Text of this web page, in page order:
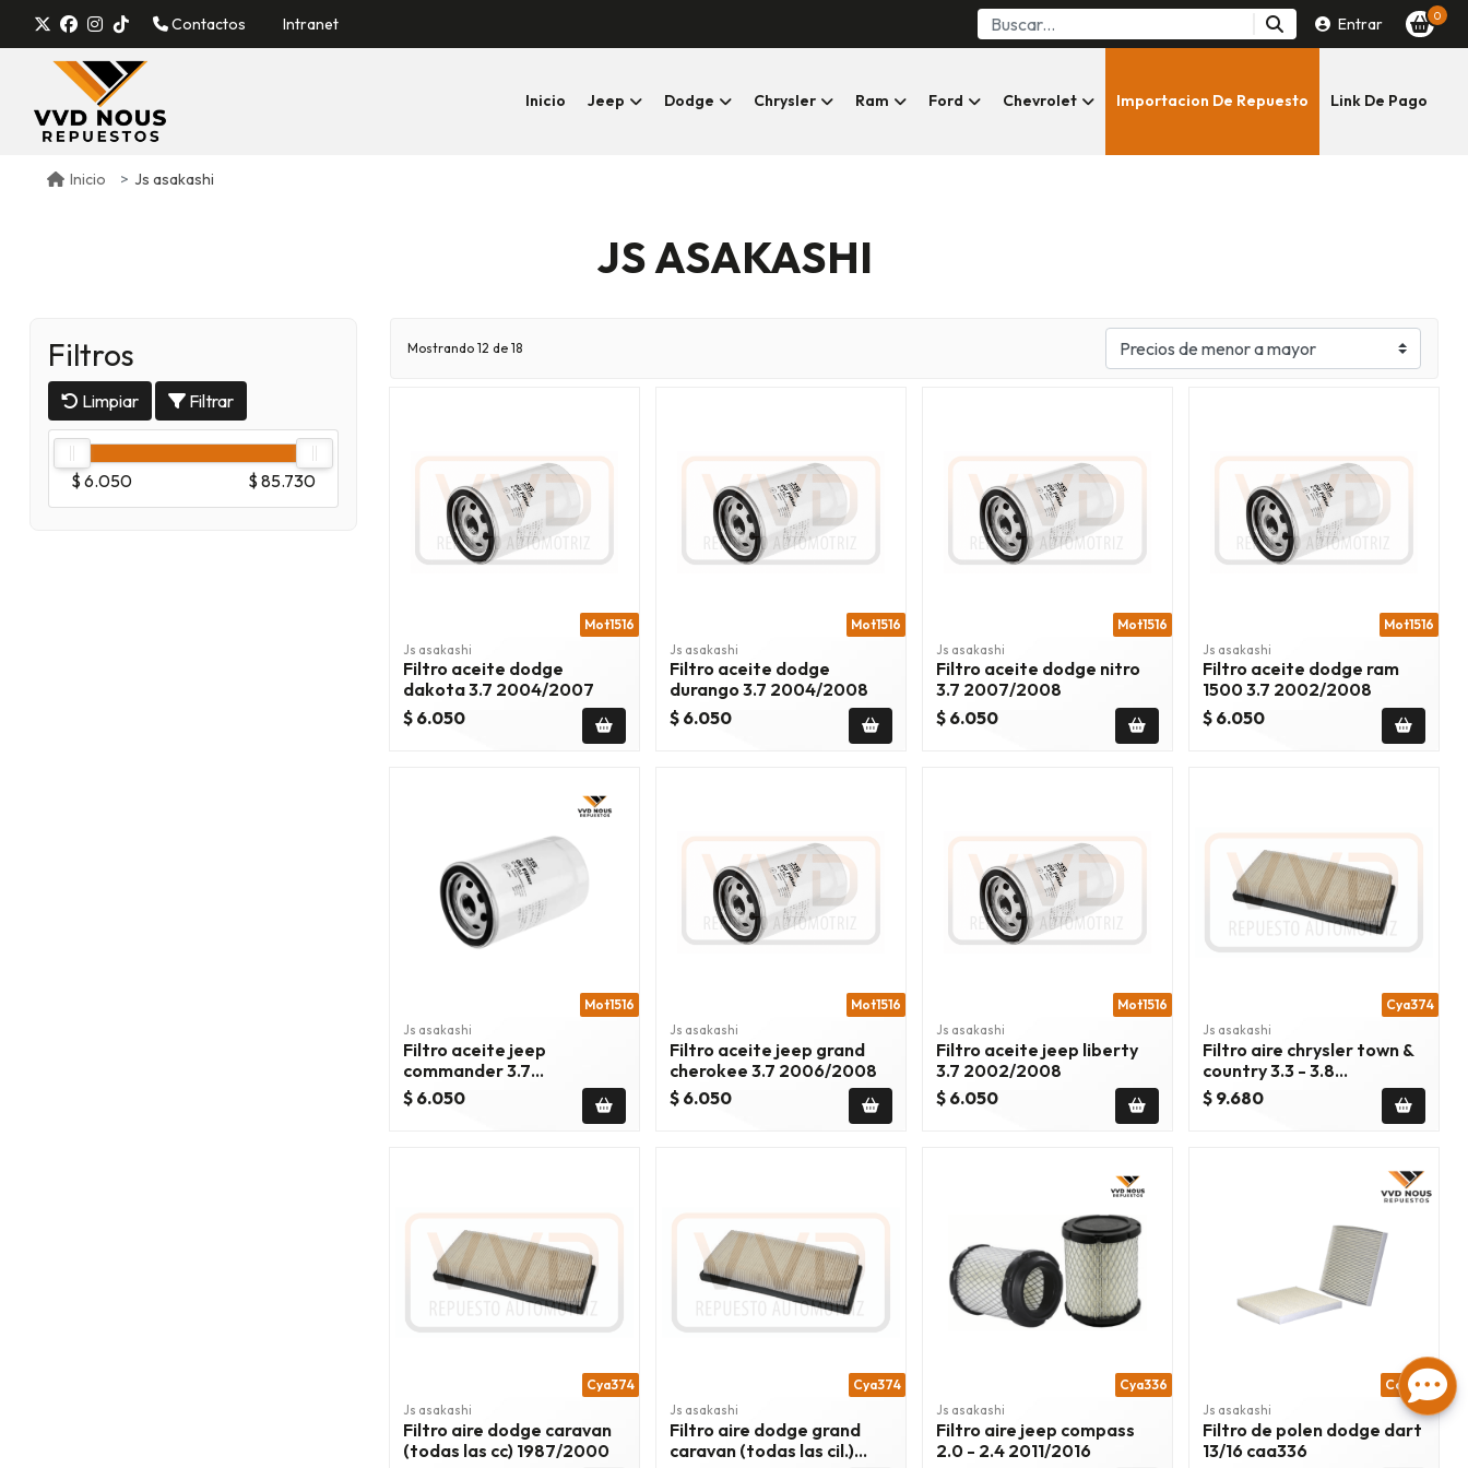
Contactos Intranet Entrar 0
Inicio Jeep Dodge Chrysler Ram Ford Chevrolet Importacion De Repuesto Link De Pago
Inicio Js asakashi
JS ASAKASHI
Filtros
Limpiar Filtrar
$ 6.050 $ 85.730
Mostrando 12 de 18
Mot1516
Js asakashi
Filtro aceite dodge
dakota 3.7 2004/2007
$ 6.050
Mot1516
Js asakashi
Filtro aceite dodge
durango 3.7 2004/2008
$ 6.050
Mot1516
Js asakashi
Filtro aceite dodge nitro
3.7 2007/2008
$ 6.050
Mot1516
Js asakashi
Filtro aceite dodge ram
1500 3.7 2002/2008
$ 6.050
Mot1516
Js asakashi
Filtro aceite jeep
commander 3.7
2006/2008
$ 6.050
Mot1516
Js asakashi
Filtro aceite jeep grand
cherokee 3.7 2006/2008
$ 6.050
Mot1516
Js asakashi
Filtro aceite jeep liberty
3.7 2002/2008
$ 6.050
Cya374
Js asakashi
Filtro aire chrysler town &
country 3.3 - 3.8
1996/2000
$ 9.680
Cya374
Js asakashi
Filtro aire dodge caravan
(todas las cc) 1987/2000
Cya374
Js asakashi
Filtro aire dodge grand
caravan (todas las cil.)
Cya336
Js asakashi
Filtro aire jeep compass
2.0 - 2.4 2011/2016
Caa336
Js asakashi
Filtro de polen dodge dart
13/16 caa336